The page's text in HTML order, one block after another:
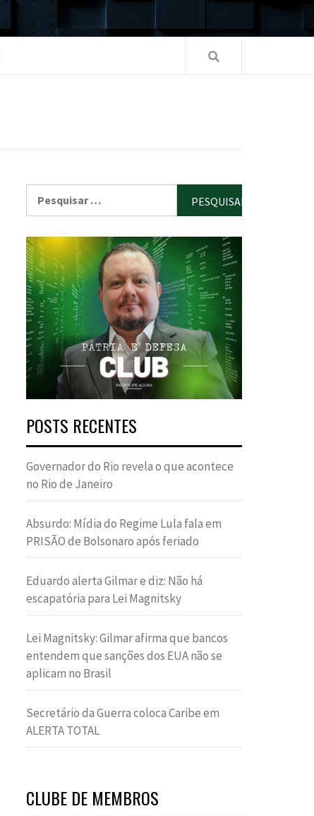
POSTS RECENTES
Governador do Rio revela o que acontece
no Rio de Janeiro
Absurdo: Mídia do Regime Lula fala em
PRISÃO de Bolsonaro após feriado
Eduardo alerta Gilmar e diz: Não há
escapatória para Lei Magnitsky
Lei Magnitsky: Gilmar afirma que bancos
entendem que sanções dos EUA não se
aplicam no Brasil
Secretário da Guerra coloca Caribe em
ALERTA TOTAL
CLUBE DE MEMBROS